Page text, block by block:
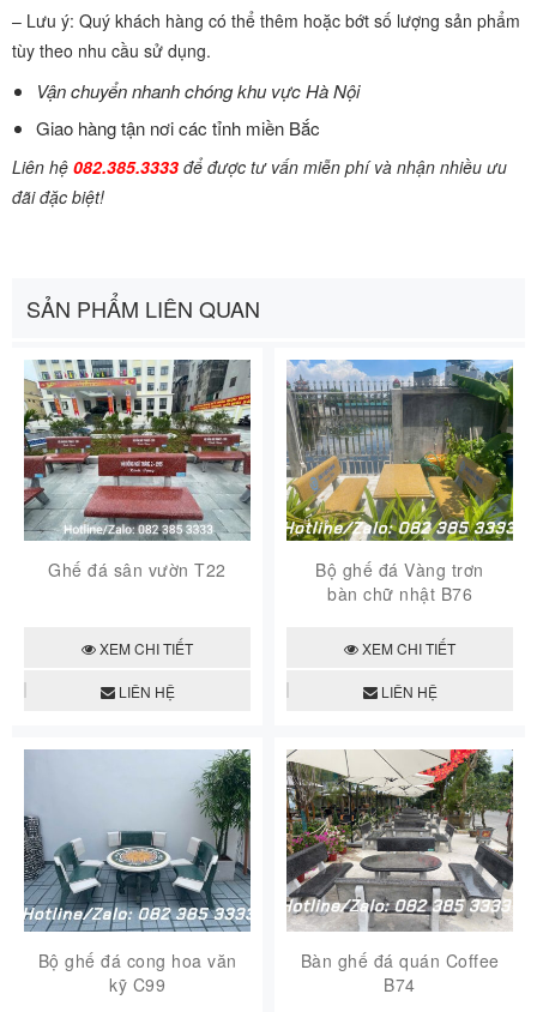
– Lưu ý: Quý khách hàng có thể thêm hoặc bớt số lượng sản phẩm
tùy theo nhu cầu sử dụng.
Vận chuyển nhanh chóng khu vực Hà Nội
Giao hàng tận nơi các tỉnh miền Bắc
Liên hệ 082.385.3333 để được tư vấn miễn phí và nhận nhiều ưu
đãi đặc biệt!
SẢN PHẨM LIÊN QUAN
Ghế đá sân vườn T22
XEM CHI TIẾT
LIÊN HỆ
Bộ ghế đá Vàng trơn
bàn chữ nhật B76
XEM CHI TIẾT
LIÊN HỆ
Bộ ghế đá cong hoa văn
kỹ C99
Bàn ghế đá quán Coffee
B74